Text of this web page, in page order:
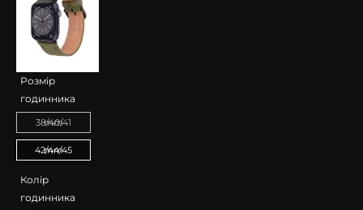
Розмір
годинника
38/40/41 mm
42/44/45 mm
Колір
годинника